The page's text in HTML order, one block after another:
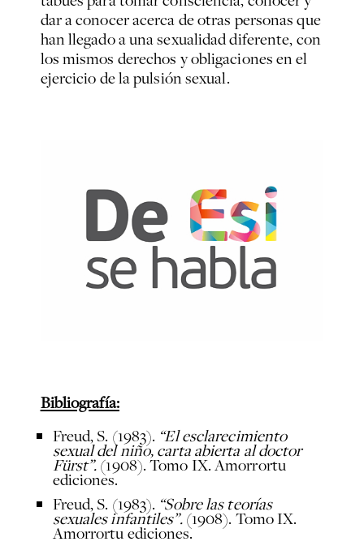
dar a conocer acerca de otras personas que
han llegado a una sexualidad diferente, con
los mismos derechos y obligaciones en el
ejercicio de la pulsión sexual.
Bibliografía:
Freud, S. (1983). “El esclarecimiento
sexual del niño, carta abierta al doctor
Fürst”.(1908). Tomo IX. Amorrortu
ediciones.
Freud, S. (1983). “Sobre las teorías
sexuales infantiles”.(1908). Tomo IX.
Amorrortu ediciones.